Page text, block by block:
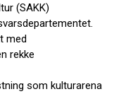
(SAKK)
med
rekke
som kulturarena